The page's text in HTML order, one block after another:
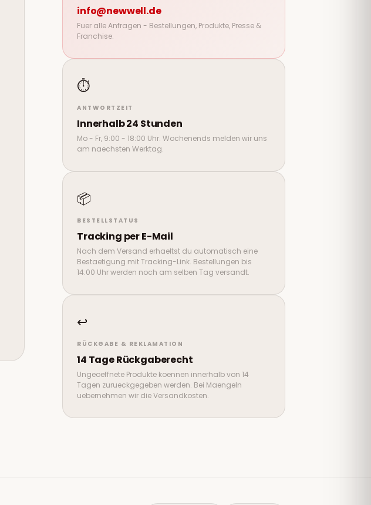
info@newwell.de
Fuer alle Anfragen - Bestellungen, Produkte, Presse &
Franchise.
⏱️
ANTWORTZEIT
Innerhalb 24 Stunden
Mo - Fr, 9:00 - 18:00 Uhr. Wochenends melden wir uns
am naechsten Werktag.
📦
BESTELLSTATUS
Tracking per E-Mail
Nach dem Versand erhaeltst du automatisch eine
Bestaetigung mit Tracking-Link. Bestellungen bis
14:00 Uhr werden noch am selben Tag versandt.
↩️
RÜCKGABE & REKLAMATION
14 Tage Rückgaberecht
Ungeoeffnete Produkte koennen innerhalb von 14
Tagen zurueckgegeben werden. Bei Maengeln
uebernehmen wir die Versandkosten.